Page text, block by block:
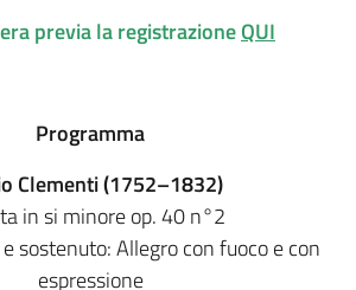
previa la registrazioneQUI
Programma
Clementi (1752–1832)
in si minore op. 40 n°2
sostenuto: Allegro con fuoco e con
espressione